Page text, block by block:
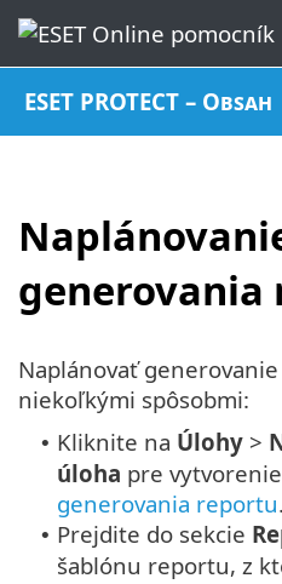
ESET PROTECT – Obsah
generovania
Naplánovať
niekoľkými spôsobmi:
• Kliknite na Úlohy >
úloha pre
generovania reportu.
• Prejdite do sekcie
šablónu reportu, z